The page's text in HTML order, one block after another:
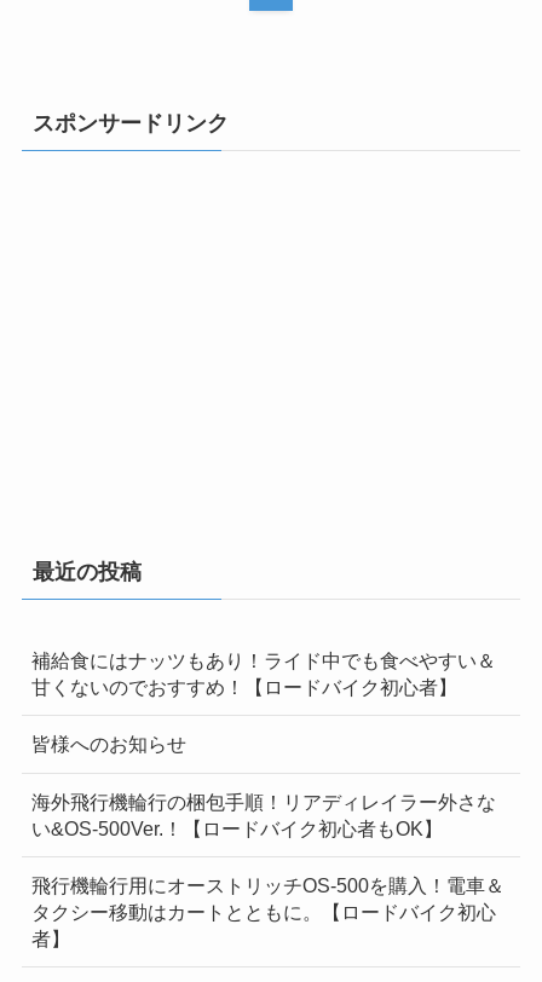
スポンサードリンク
最近の投稿
補給食にはナッツもあり！ライド中でも食べやすい＆
甘くないのでおすすめ！【ロードバイク初心者】
皆様へのお知らせ
海外飛行機輪行の梱包手順！リアディレイラー外さな
い&OS-500Ver.！【ロードバイク初心者もOK】
飛行機輪行用にオーストリッチOS-500を購入！電車＆
タクシー移動はカートとともに。【ロードバイク初心
者】